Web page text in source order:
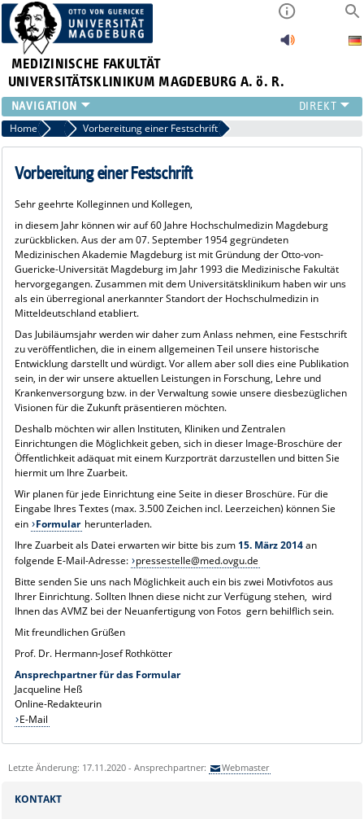
MEDIZINISCHE FAKULTÄT
UNIVERSITÄTSKLINIKUM MAGDEBURG A. ö. R.
INSTITUTE
KLINIKEN
ZENTRALE EINRICHTUNGEN
PRESSE
ÜBER UNS
INTERNATIONAL
INTRANET
Home 60 Jahre Hochschulmedizin Magdeburg
Vorbereitung einer Festschrift
Vorbereitung einer Festschrift
Sehr geehrte Kolleginnen und Kollegen,
in diesem Jahr können wir auf 60 Jahre Hochschulmedizin Magdeburg
zurückblicken. Aus der am 07. September 1954 gegründeten
Medizinischen Akademie Magdeburg ist mit Gründung der Otto-von-
Guericke-Universität Magdeburg im Jahr 1993 die Medizinische Fakultät
hervorgegangen. Zusammen mit dem Universitätsklinikum haben wir uns
als ein überregional anerkannter Standort der Hochschulmedizin in
Mitteldeutschland etabliert.
Das Jubiläumsjahr werden wir daher zum Anlass nehmen, eine Festschrift
zu veröffentlichen, die in einem allgemeinen Teil unsere historische
Entwicklung darstellt und würdigt. Vor allem aber soll dies eine Publikation
sein, in der wir unsere aktuellen Leistungen in Forschung, Lehre und
Krankenversorgung bzw. in der Verwaltung sowie unsere diesbezüglichen
Visionen für die Zukunft präsentieren möchten.
Deshalb möchten wir allen Instituten, Kliniken und Zentralen
Einrichtungen die Möglichkeit geben, sich in dieser Image-Broschüre der
Öffentlichkeit adäquat mit einem Kurzporträt darzustellen und bitten Sie
hiermit um Ihre Zuarbeit.
Wir planen für jede Einrichtung eine Seite in dieser Broschüre. Für die
Eingabe Ihres Textes (max. 3.500 Zeichen incl. Leerzeichen) können Sie
ein Formular herunterladen.
Ihre Zuarbeit als Datei erwarten wir bitte bis zum 15. März 2014an
folgende E-Mail-Adresse: pressestelle@med.ovgu.de
Bitte senden Sie uns nach Möglichkeit auch ein bis zwei Motivfotos aus
Ihrer Einrichtung. Sollten Ihnen diese nicht zur Verfügung stehen, wird
Ihnen das AVMZ bei der Neuanfertigung von Fotos gern behilflich sein.
Mit freundlichen Grüßen
Prof. Dr. Hermann-Josef Rothkötter
Ansprechpartner für das Formular
Jacqueline Heß
Online-Redakteurin
E-Mail
Letzte Änderung: 17.11.2020 - Ansprechpartner: Webmaster
KONTAKT